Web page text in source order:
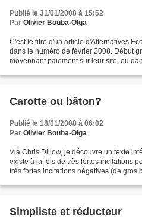
Publié le 31/01/2008 à 15:52
Par Olivier Bouba-Olga
C'est le titre d'un article d'Alternatives
dans le numéro de février 2008. Début
moyennant paiement sur leur site, ou
Carotte ou bâton?
Publié le 18/01/2008 à 06:02
Par Olivier Bouba-Olga
Via Chris Dillow, je découvre un texte
existe à la fois de très fortes incitations
très fortes incitations négatives (de gros
Simpliste et réducteur